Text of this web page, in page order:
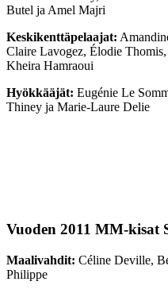
Butel ja Amel Majri
Keskikenttäpelaajat:
Claire Lavogez, Élodie
Kheira Hamraoui
Hyökkääjät: Eugénie Le
Thiney ja Marie-Laure Delie
Vuoden 2011 MM-kisat
Maalivahdit: Céline Deville,
Philippe